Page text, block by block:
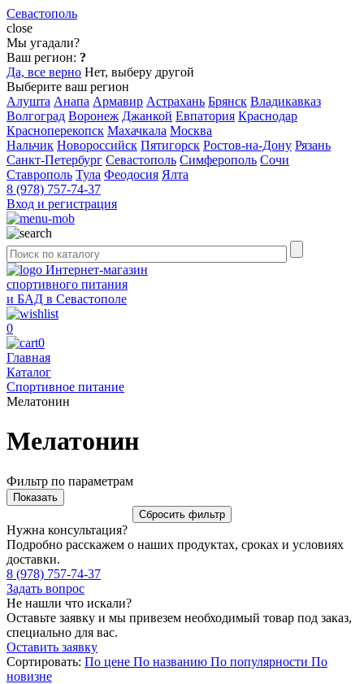
Севастополь
close
Мы угадали?
Ваш регион: ?
Да, все верно Нет, выберу другой
Выберите ваш регион
Алушта Анапа Армавир Астрахань Брянск Владикавказ
Волгоград Воронеж Джанкой Евпатория Краснодар
Красноперекопск Махачкала Москва
Нальчик Новороссийск Пятигорск Ростов-на-Дону Рязань
Санкт-Петербург Севастополь Симферополь Сочи
Ставрополь Тула Феодосия Ялта
8 (978) 757-74-37
Вход и регистрация
Интернет-магазин
спортивного питания
и БАД в Севастополе
0
0
Главная
Каталог
Спортивное питание
Мелатонин
Мелатонин
Фильтр по параметрам
Нужна консультация?
Подробно расскажем о наших продуктах, сроках и условиях
доставки.
8 (978) 757-74-37
Задать вопрос
Не нашли что искали?
Оставьте заявку и мы привезем необходимый товар под заказ,
специально для вас.
Оставить заявку
Сортировать: По цене По названию По популярности По
новизне